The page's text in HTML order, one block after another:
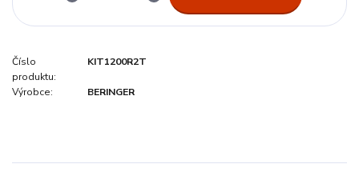
Číslo
produktu:
KIT1200R2T
Výrobce: BERINGER